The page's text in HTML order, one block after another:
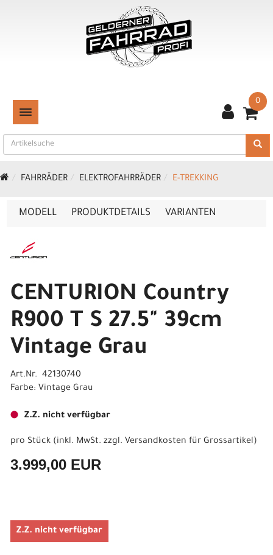
TOGGLE NAVIGATION
0
FAHRRÄDER ELEKTROFAHRRÄDER E-TREKKING
MODELL PRODUKTDETAILS VARIANTEN
CENTURION Country
R900 T S 27.5" 39cm
Vintage Grau
Art.Nr. 42130740
Farbe: Vintage Grau
Z.Z. nicht verfügbar
pro Stück (inkl. MwSt. zzgl. Versandkosten für Grossartikel)
3.999,00 EUR
Z.Z. nicht verfügbar